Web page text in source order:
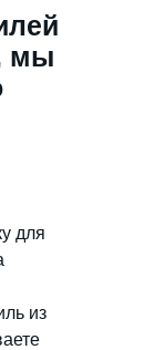
мы
для
из